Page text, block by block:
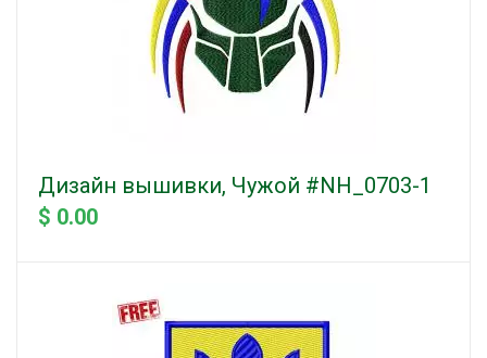
Дизайн вышивки, Чужой #NH_0703-1
$ 0.00